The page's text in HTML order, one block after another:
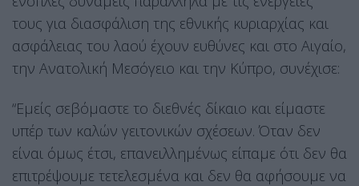
τους για διασφάλιση της εθνικής κυριαρχίας και
ασφάλειας του λαού έχουν ευθύνες και στο Αιγαίο,
την Ανατολική Μεσόγειο και την Κύπρο, συνέχισε:
“Εμείς σεβόμαστε το διεθνές δίκαιο και είμαστε
υπέρ των καλών γειτονικών σχέσεων. Όταν δεν
είναι όμως έτσι, επανειλλημένως είπαμε ότι δεν θα
επιτρέψουμε τετελεσμένα και δεν θα αφήσουμε να